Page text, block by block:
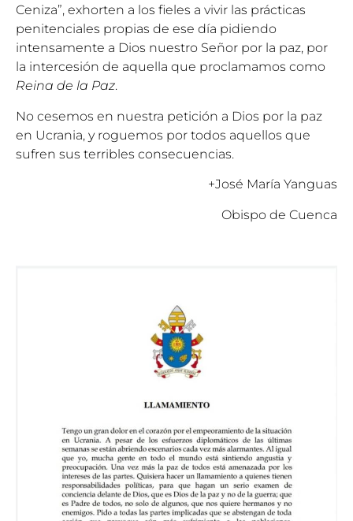
Ceniza”, exhorten a los fieles a vivir las prácticas
penitenciales propias de ese día pidiendo
intensamente a Dios nuestro Señor por la paz, por
la intercesión de aquella que proclamamos como
Reina de la Paz.
No cesemos en nuestra petición a Dios por la paz
en Ucrania, y roguemos por todos aquellos que
sufren sus terribles consecuencias.
+José María Yanguas
Obispo de Cuenca